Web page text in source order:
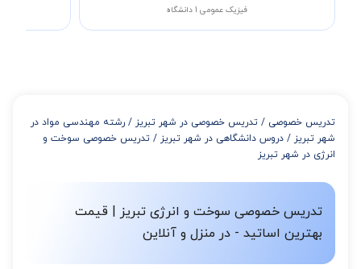
فیزیک عمومی 1 دانشگاه
تدریس خصوصی / تدریس خصوصی در شهر تبریز / رشته مهندسی مواد در
شهر تبریز / دروس دانشگاهی در شهر تبریز / تدریس خصوصی سوخت و
انرژی در شهر تبریز
تدریس خصوصی سوخت و انرژی تبریز | قیمت
بهترین اساتید - در منزل و آنلاین